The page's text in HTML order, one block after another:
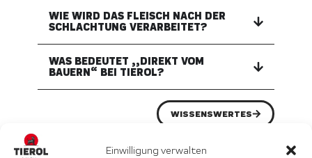
Einwilligung verwalten
WIE WIRD DAS FLEISCH NACH DER
SCHLACHTUNG VERARBEITET?
WAS BEDEUTET „„DIREKT VOM
BAUERN“ BEI TIEROL?
WISSENSWERTES